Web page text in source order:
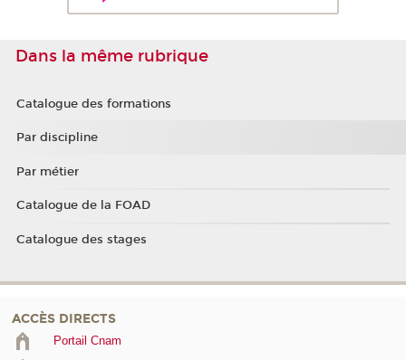
Dans la même rubrique
Catalogue des formations
Par discipline
Par métier
Catalogue de la FOAD
Catalogue des stages
ACCÈS DIRECTS
Portail Cnam